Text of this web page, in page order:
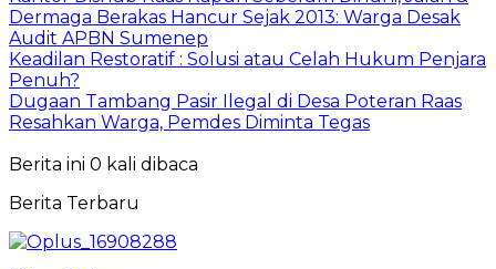
Dermaga Berakas Hancur Sejak 2013: Warga Desak
Audit APBN Sumenep
Keadilan Restoratif : Solusi atau Celah Hukum Penjara
Penuh?
Dugaan Tambang Pasir Ilegal di Desa Poteran Raas
Resahkan Warga, Pemdes Diminta Tegas
Berita ini 0 kali dibaca
Berita Terbaru